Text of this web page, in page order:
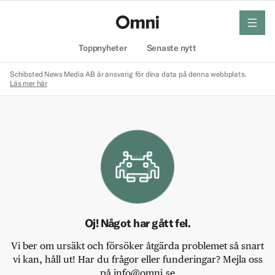
Toppnyheter Senaste nytt
meny
Schibsted News Media AB är ansvarig för dina data på denna webbplats.
Läs mer här
Oj! Något har gått fel.
Vi ber om ursäkt och försöker åtgärda problemet så snart
vi kan, håll ut! Har du frågor eller funderingar? Mejla oss